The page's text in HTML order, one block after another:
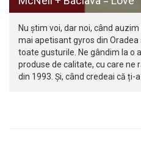
Nu știm voi, dar noi, când
mai apetisant gyros din
toate gusturile. Ne gândim la o
produse de calitate, cu care ne
din 1993. Și, când credeai că ți-